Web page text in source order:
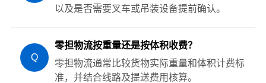
以及是否需要叉车或吊装设备提前确认。
Q
零担物流按重量还是按体积收费？
零担物流通常比较货物实际重量和体积计费标
准，并结合线路及提送费用核算。